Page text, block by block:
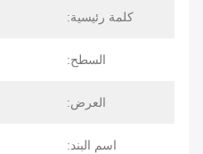
كلمة رئيسية:
السطح:
العرض:
اسم البند: